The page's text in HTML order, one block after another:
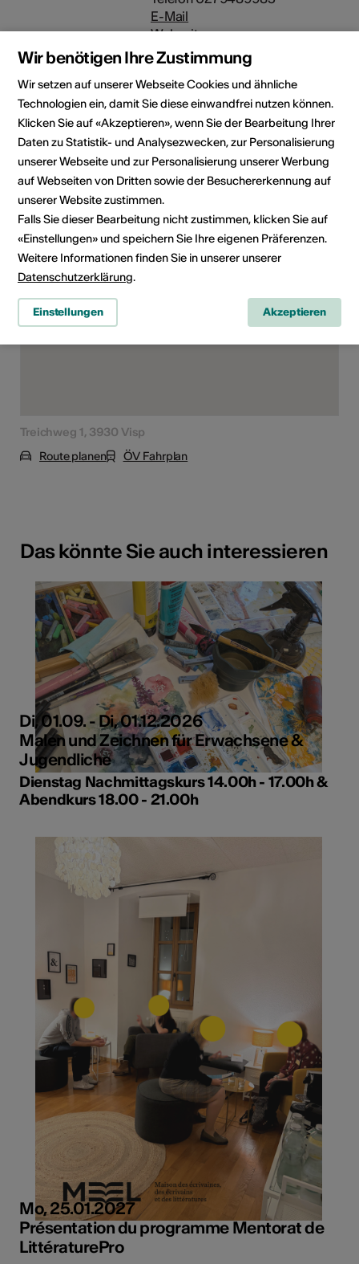
E-Mail
Webseite
Kulturbereiche
Art der Weiterbildung
Workshop
Zielpublikum
Interessierte
Kursort
Treichweg 1, 3930 Visp
Route planen
ÖV Fahrplan
Das könnte Sie auch interessieren
Di, 01.09. - Di, 01.12.2026
Malen und Zeichnen für Erwachsene &
Jugendliche
Dienstag Nachmittagskurs 14.00h - 17.00h &
Abendkurs 18.00 - 21.00h
Mo, 25.01.2027
Présentation du programme Mentorat de
LittératurePro
Wir benötigen Ihre Zustimmung
Wir setzen auf unserer Webseite Cookies und ähnliche
Technologien ein, damit Sie diese einwandfrei nutzen können.
Klicken Sie auf «Akzeptieren», wenn Sie der Bearbeitung Ihrer
Daten zu Statistik- und Analysezwecken, zur Personalisierung
unserer Webseite und zur Personalisierung unserer Werbung
auf Webseiten von Dritten sowie der Besuchererkennung auf
unserer Website zustimmen.
Falls Sie dieser Bearbeitung nicht zustimmen, klicken Sie auf
«Einstellungen» und speichern Sie Ihre eigenen Präferenzen.
Weitere Informationen finden Sie in unserer unserer
Datenschutzerklärung.
Einstellungen Akzeptieren